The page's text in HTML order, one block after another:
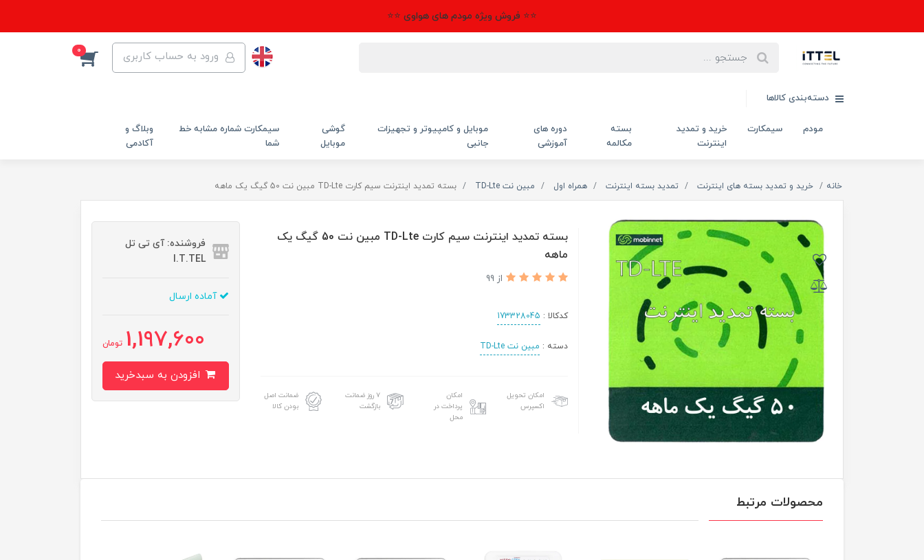
⭐⭐ فروش ویژه مودم های هواوی ⭐⭐
ورود به حساب کاربری 0
دسته‌بندی کالاها
مودم سیمکارت
خرید و تمدید
اینترنت
بسته
مکالمه
دوره های
آموزشی
موبایل و کامپیوتر و تجهیزات
جانبی
گوشی
موبایل
سیمکارت شماره مشابه خط
شما
وبلاگ و
آکادمی
خانه خرید و تمدید بسته های اینترنت تمدید بسته اینترنت همراه اول مبین نت TD-Lte بسته تمدید اینترنت سیم کارت TD-Lte مبین نت 50 گیگ یک ماهه
بسته تمدید اینترنت سیم کارت TD-Lte مبین نت 50 گیگ یک
ماهه
از 99
کدکالا : 173328045
دسته : مبین نت TD-Lte
امکان تحویل
اکسپرس
امکان
پرداخت در
محل
۷ روز ضمانت
بازگشت
ضمانت اصل
بودن کالا
فروشنده: آی تی تل
I.T.TEL
آماده ارسال
1,197,600 تومان
محصولات مرتبط